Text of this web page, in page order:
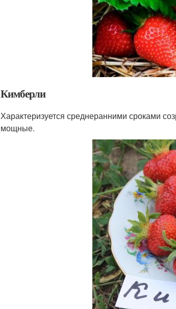
Кимберли
Характеризуется среднеранними сроками
мощные.